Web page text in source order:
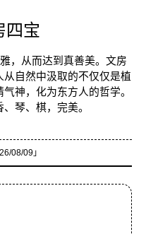
四宝
，从而达到真善美。文房
从自然中汲取的不仅仅是植
神，化为东方人的哲学。
琴、棋，完美。
08/09」